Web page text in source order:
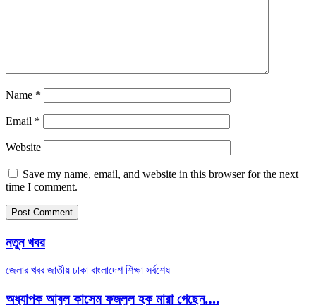
Name *
Email *
Website
Save my name, email, and website in this browser for the next
time I comment.
নতুন খবর
জেলার খবর জাতীয় ঢাকা বাংলাদেশ শিক্ষা সর্বশেষ
অধ্যাপক আবুল কাসেম ফজলুল হক মারা গেছেন….